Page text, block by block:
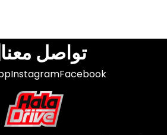
تواصل معنا
Facebook
Instagram